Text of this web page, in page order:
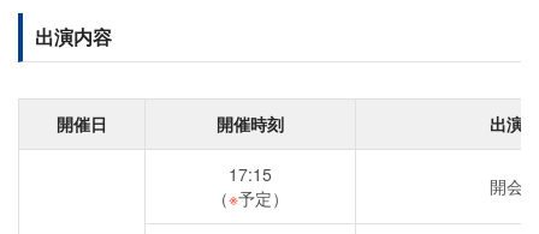
出演内容
開催日 開催時刻 出演
17:15
（※予定） 開会